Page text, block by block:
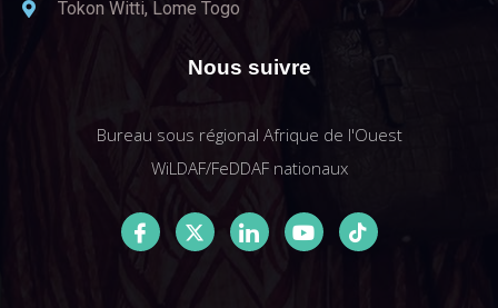
Tokon Witti, Lome Togo
Nous suivre
Bureau sous régional Afrique de l'Ouest
WiLDAF/FeDDAF nationaux